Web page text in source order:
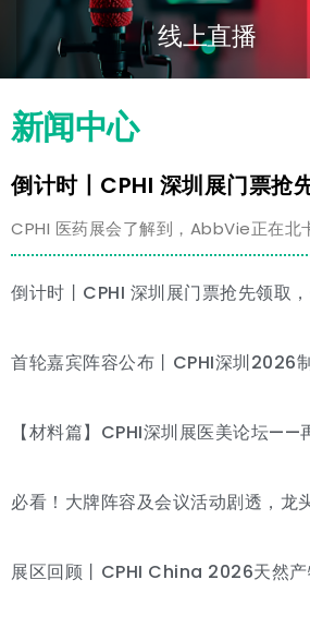
线上直播
新闻中心
CPHI 医药展会了解到，AbbVie正在北
设一个耗资14亿美元的新生产园区，作
射剂卓越制造中心。